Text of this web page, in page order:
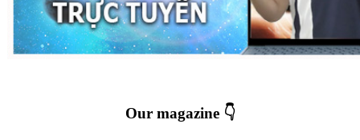
Our magazine 👇